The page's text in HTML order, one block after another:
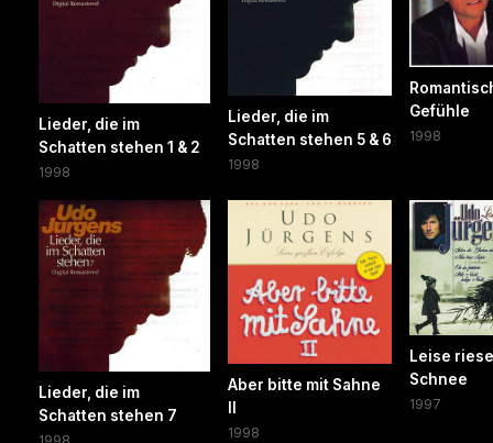
Lieder, die im
Schatten stehen 1 & 2
1998
Lieder, die im
Schatten stehen 5 & 6
1998
Gefühle
1998
Lieder, die im
Schatten stehen 7
Aber bitte mit Sahne
1998
Leise
Schnee
1997